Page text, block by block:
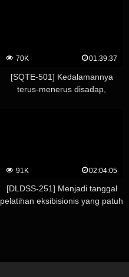
70K 01:39:37
[SQTE-501] Kedalamannya
terus-menerus disadap,
91K 02:04:05
[DLDSS-251] Menjadi tanggal
pelatihan eksibisionis yang patuh